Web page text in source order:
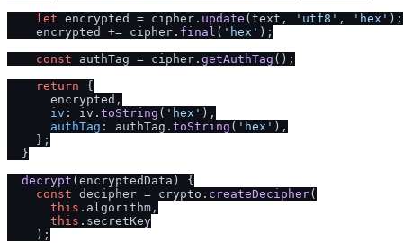
let encrypted = cipher. update (text, 'utf8' , 'hex' );
    encrypted += cipher.
final ( 'hex' );
const authTag = cipher. getAuthTag ();
return {
      encrypted,
iv : iv. toString ( 'hex' ),
authTag : authTag. toString ( 'hex' ),
    };
  }
decrypt ( encryptedData ) {
const decipher = crypto. createDecipher(
this . algorithm ,
this . secretKey
    );